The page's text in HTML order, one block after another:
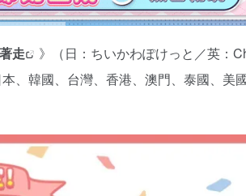
走
》（日：ちいかわぽけっと／英：
、韓國、台灣、香港、澳門、泰國、美